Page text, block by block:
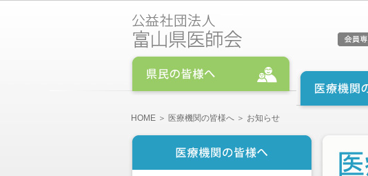
HOME ＞ 医療機関の皆様へ ＞ お知らせ